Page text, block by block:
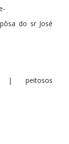
do sr José
| peitosos